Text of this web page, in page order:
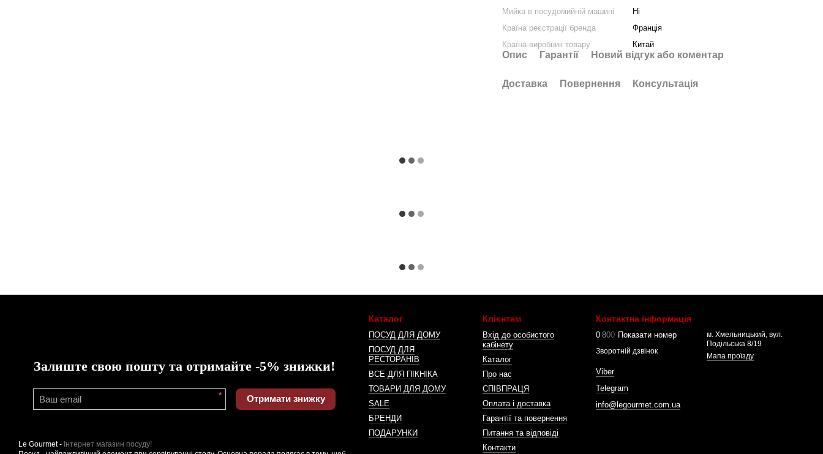
Мийка в посудомийній машині
Ні
Країна реєстрації бренда
Франція
Країна-виробник товару
Китай
Опис Гарантії Новий відгук або коментар
Доставка Повернення Консультація
Залиште свою пошту та отримайте -5% знижки!
* Отримати знижку
Le Gourmet - Інтернет магазин посуду!
Каталог
ПОСУД ДЛЯ ДОМУ
ПОСУД ДЛЯ
РЕСТОРАНІВ
ВСЕ ДЛЯ ПІКНІКА
ТОВАРИ ДЛЯ ДОМУ
SALE
БРЕНДИ
ПОДАРУНКИ
Клієнтам
Вхід до особистого
кабінету
Каталог
Про нас
СПІВПРАЦЯ
Оплата і доставка
Гарантії та повернення
Питання та відповіді
Контакти
Контактна інформація
0 800 Показати номер
Зворотній дзвінок
Viber
Telegram
info@legourmet.com.ua
м. Хмельницький, вул.
Подільська 8/19
Мапа проїзду